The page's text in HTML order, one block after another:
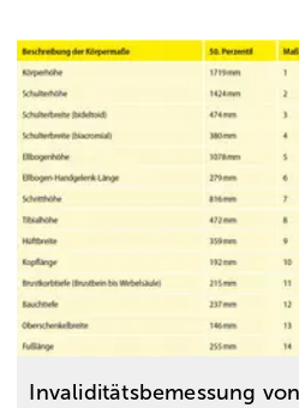
Invaliditätsbemessung von